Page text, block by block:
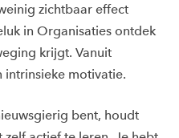
zichtbaar effect
in Organisaties ontdek
krijgt. Vanuit
intrinsieke motivatie.
bent, houdt